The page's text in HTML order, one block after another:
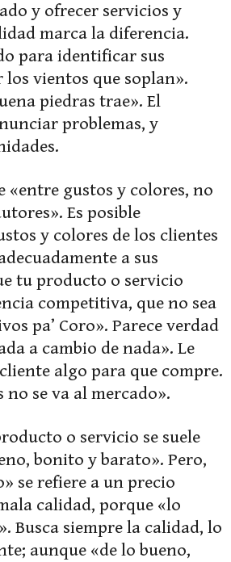
y ofrecer servicios y
marca la diferencia.
para identificar sus
los vientos que soplan».
piedras trae». El
problemas, y
«entre gustos y colores, no
Es posible
y colores de los clientes
a sus
tu producto o servicio
competitiva, que no sea
pa’ Coro». Parece verdad
a cambio de nada». Le
algo para que compre.
no se va al mercado».
o servicio se suele
bonito y barato». Pero,
se refiere a un precio
calidad, porque «lo
Busca siempre la calidad, lo
aunque «de lo bueno,